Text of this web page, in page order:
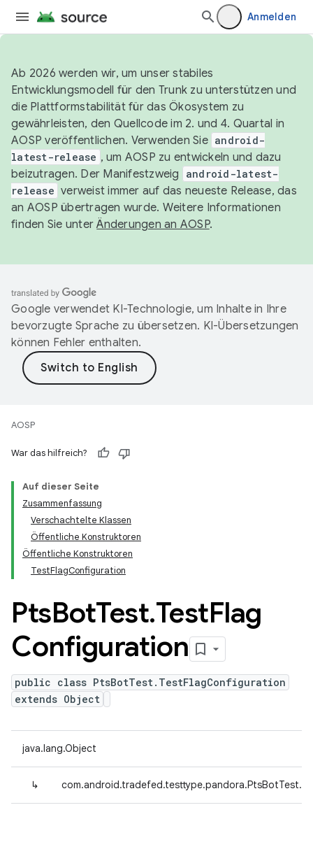
Anmelden
Ab 2026 werden wir, um unser stabiles
Entwicklungsmodell für den Trunk zu unterstützen und
die Plattformstabilität für das Ökosystem zu
gewährleisten, den Quellcode im 2. und 4. Quartal in
AOSP veröffentlichen. Verwenden Sie android-
latest-release , um AOSP zu entwickeln und dazu
beizutragen. Der Manifestzweig
android-latest-
release verweist immer auf das neueste Release, das
an AOSP übertragen wurde. Weitere Informationen
finden Sie unterÄnderungen an AOSP.
Google verwendet KI-Technologie, um Inhalte in Ihre
bevorzugte Sprache zu übersetzen. KI-Übersetzungen
können Fehler enthalten.
AOSP
War das hilfreich?
Auf dieser Seite
Zusammenfassung
Verschachtelte Klassen
Öffentliche Konstruktoren
Öffentliche Konstruktoren
TestFlagConfiguration
PtsBotTest.TestFlag
Configuration
public class PtsBotTest.TestFlagConfiguration
extends Object
java.lang.Object
↳